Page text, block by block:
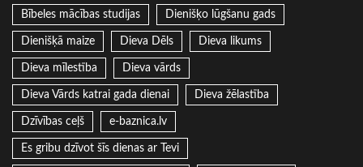
Bībeles mācības studijas Dienišķo lūgšanu gads
Dienišķā maize Dieva Dēls Dieva likums
Dieva mīlestība Dieva vārds
Dieva Vārds katrai gada dienai Dieva žēlastība
Dzīvības ceļš e-baznica.lv
Es gribu dzīvot šīs dienas ar Tevi